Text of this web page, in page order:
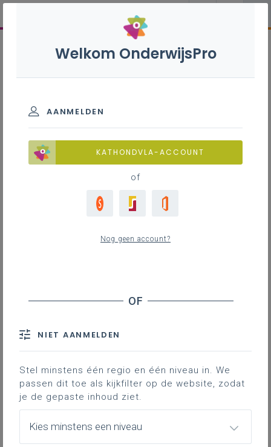
Welkom OnderwijsPro
AANMELDEN
KATHONDVLA-ACCOUNT
of
Nog geen account?
NIET AANMELDEN
Stel minstens één regio en één niveau in. We
passen dit toe als kijkfilter op de website, zodat
je de gepaste inhoud ziet.
Kies minstens een niveau